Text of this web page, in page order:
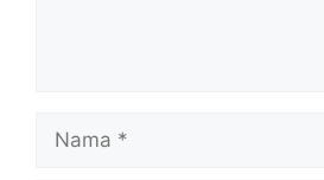
Nama